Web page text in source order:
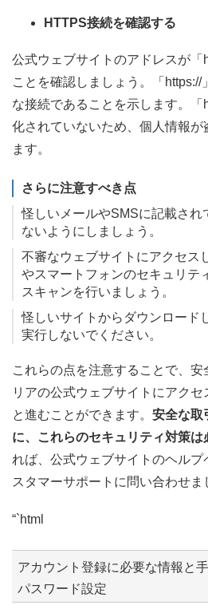
HTTPS接続を確認する
公式ウェブサイトのアドレスが「
ことを確認しましょう。「https://
な接続であることを示します。「
化されていないため、個人情報が
ます。
さらに注意すべき点
怪しいメールやSMSに記載され
ないようにしましょう。
不審なウェブサイトにアクセス
やスマートフォンのセキュリテ
スキャンを行いましょう。
怪しいサイトからダウンロード
実行しないでください。
これらの点を注意することで、
リアの公式ウェブサイトにアク
と進むことができます。 安全な取
に、これらのセキュリティ対策は
れば、公式ウェブサイトのヘル
スタマーサポートに問い合わせま
“`html
アカウント登録に必要な情報と
パスワード設定